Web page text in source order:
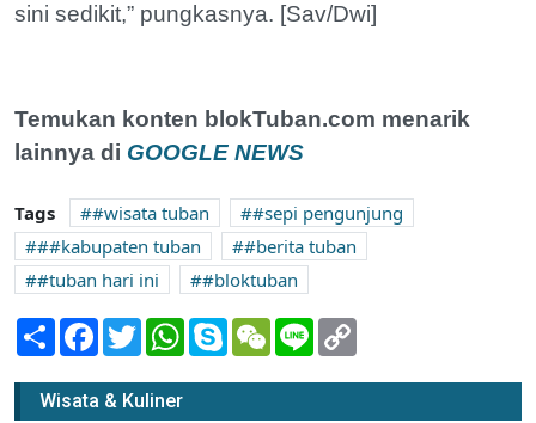
sini sedikit,” pungkasnya. [Sav/Dwi]
Temukan konten blokTuban.com menarik
lainnya di GOOGLE NEWS
Tags #wisata tuban
#sepi pengunjung
##kabupaten tuban
#berita tuban
#tuban hari ini
#bloktuban
Share Facebook
TwitterWhatsApp
SkypeWeChatLine
Wisata & Kuliner
Resep Oseng Cumi Kecombrang Mantab
Teman Makan Nasi